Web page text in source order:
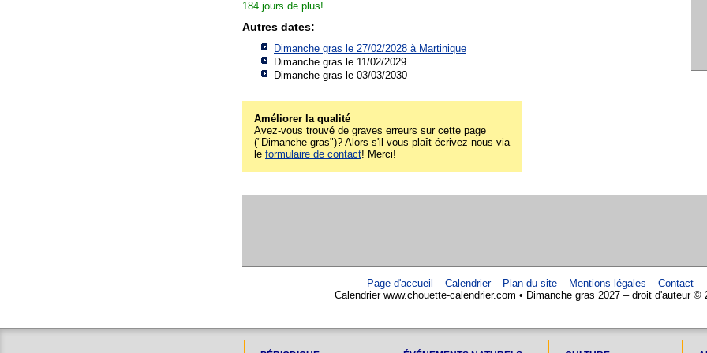
184 jours de plus!
Autres dates:
Dimanche gras le 27/02/2028 à Martinique
Dimanche gras le 11/02/2029
Dimanche gras le 03/03/2030
Améliorer la qualité
Avez-vous trouvé de graves erreurs sur cette page
("Dimanche gras")? Alors s'il vous plaît écrivez-nous via
le formulaire de contact! Merci!
Page d'accueil – Calendrier– Plan du site – Mentions légales – Contact
Calendrier www.chouette-calendrier.com • Dimanche gras 2027 – droit d'auteur ©